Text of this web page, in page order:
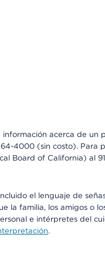
acerca de un
4000 (sin costo). Para
Board of California) al
el lenguaje de
la familia, los amigos o
e intérpretes del
.